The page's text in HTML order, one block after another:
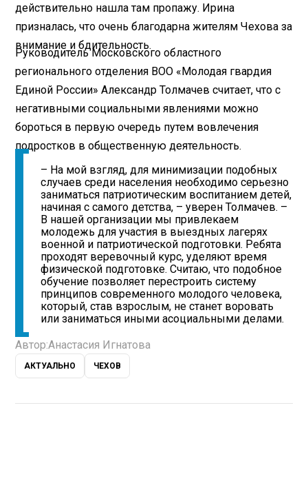
действительно нашла там пропажу. Ирина
призналась, что очень благодарна жителям Чехова за
внимание и бдительность.
Руководитель Московского областного
регионального отделения ВОО «Молодая гвардия
Единой России» Александр Толмачев считает, что с
негативными социальными явлениями можно
бороться в первую очередь путем вовлечения
подростков в общественную деятельность.
– На мой взгляд, для минимизации подобных
случаев среди населения необходимо серьезно
заниматься патриотическим воспитанием детей,
начиная с самого детства, – уверен Толмачев. –
В нашей организации мы привлекаем
молодежь для участия в выездных лагерях
военной и патриотической подготовки. Ребята
проходят веревочный курс, уделяют время
физической подготовке. Считаю, что подобное
обучение позволяет перестроить систему
принципов современного молодого человека,
который, став взрослым, не станет воровать
или заниматься иными асоциальными делами.
Автор:Анастасия Игнатова
АКТУАЛЬНО ЧЕХОВ